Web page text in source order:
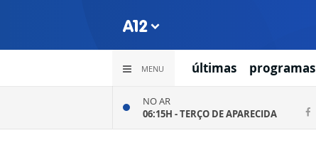
MENU últimas programas
NO AR
06:15H -TERÇO DE APARECIDA